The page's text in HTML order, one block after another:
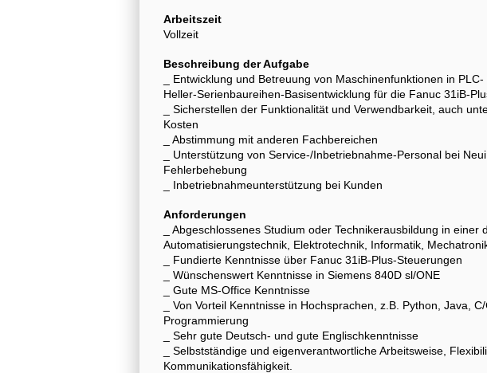
Arbeitszeit
Vollzeit
Beschreibung der Aufgabe
_ Entwicklung und Betreuung von Maschinenfunktionen in
Heller-Serienbaureihen-Basisentwicklung für die Fanuc 31iB-
_ Sicherstellen der Funktionalität und Verwendbarkeit, auch
Kosten
_ Abstimmung mit anderen Fachbereichen
_ Unterstützung von Service-/Inbetriebnahme-Personal bei
Fehlerbehebung
_ Inbetriebnahmeunterstützung bei Kunden
Anforderungen
_ Abgeschlossenes Studium oder Technikerausbildung in einer
Automatisierungstechnik, Elektrotechnik, Informatik,
_ Fundierte Kenntnisse über Fanuc 31iB-Plus-Steuerungen
_ Wünschenswert Kenntnisse in Siemens 840D sl/ONE
_ Gute MS-Office Kenntnisse
_ Von Vorteil Kenntnisse in Hochsprachen, z.B. Python, Java,
Programmierung
_ Sehr gute Deutsch- und gute Englischkenntnisse
_ Selbstständige und eigenverantwortliche Arbeitsweise,
Kommunikationsfähigkeit.